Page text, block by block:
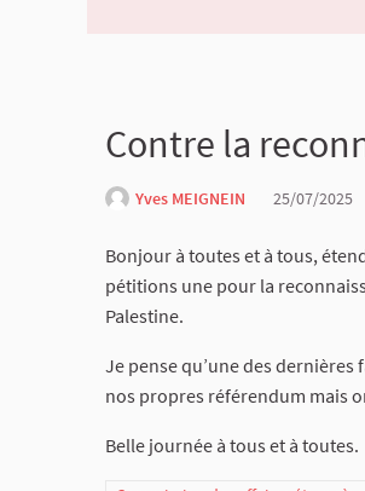
Contre la
Yves MEIGNEIN 25/07/2025
Bonjour à toutes et à tous,
pétitions une pour la
Palestine.
Je pense qu’une des dernières
nos propres référendum mais
Belle journée à tous et à toutes.